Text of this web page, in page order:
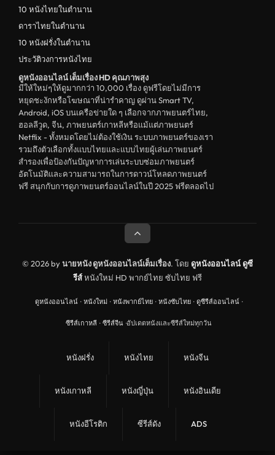
ดูหนังจีน China
unknown
ดูหนังอีโรติก R18+ erotic
บู๊
หนังฝรั่ง
ดูหนังสารคดี Documentary
สยองขวัญ
ดูหนังอินเดีย India
ดูหนังจีนฮ่องกง Hong Kong
ดูหนังฝรั่งเศส France
ดูหนังฝรั่งแคนนาดา Canada
หนังรักโรแมนติก
อาชญากรรม
ดูหนังเพลง Music
ดูหนังกีฬา Sport
10 หนังไทยในตำนาน
ดาราไทยในตำนาน
10 หนังฝรั่งในตำนาน
ประวัติวงการหนังไทย
ดูหนังออนไลน์ เต็มเรื่อง HD คุณภาพสุง
มีให้ใหม่ๆให้ดูมากกว่า 10,000 เรื่อง ดูฟรีโดยไม่มีการ
หยุดชะงักหรือโฆษณาที่น่ารำคาญ ดูผ่าน Smart TV,
Android, iOS บนเครือข่ายใด ๆ เลือกจากภาพยนตร์ไทย,
ฮอลลีวูด, จีน, ภาพยนตร์เกาหลีหรือแม้แต่ภาพยนตร์
Netflix - ทั้งหมดโดยไม่ต้องใช้เงิน ระบบภาพยนตร์ของเรา
รวมถึงตัวเลือกทั้งแบบไทยและแบบไทยผู้เล่นภาพยนตร์
สำรองเพื่อป้องกันปัญหาการเล่นระบบซ่อมภาพยนตร์
อัตโนมัติและความสามารถในการดาวน์โหลดภาพยนตร์
ฟรี สนุกกับการดูภาพยนตร์ออนไลน์ในปี 2025 ฟรีตลอดไป
© 2026 byนายหนัง ดูหนังออนไลน์เต็มเรื่อง. โดย ดูหนังออนไลน์ ดูซี
รีส์หนังใหม่ HD พากย์ไทย ซับไทย ฟรี
ดูหนังออนไลน์ · หนังใหม่ · หนังพากย์ไทย · หนังซับไทย · ดูซีรีส์ออนไลน์ ·
ซีรีส์เกาหลี · ซีรีส์จีน ·อัปเดตหนังและซีรีส์ใหม่ทุกวัน
หนังฝรั่ง หนังไทย หนังจีน
หนังเกาหลี หนังญี่ปุ่น หนังอินเดีย
หนังอีโรติก ซีรีส์ดัง ADS